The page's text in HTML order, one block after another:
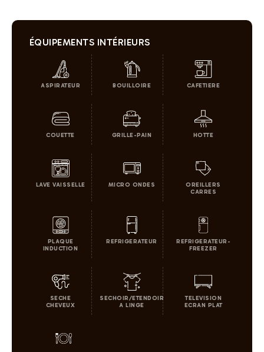
ÉQUIPEMENTS INTÉRIEURS
ASPIRATEUR BOUILLOIRE CAFETIERE
COUETTE GRILLE-PAIN HOTTE
LAVE VAISSELLE MICRO ONDES
OREILLERS
CARRES
PLAQUE
INDUCTION
REFRIGERATEUR
REFRIGERATEUR-
FREEZER
SECHE
CHEVEUX
SECHOIR/ETENDOIR
A LINGE
TELEVISION
ECRAN PLAT